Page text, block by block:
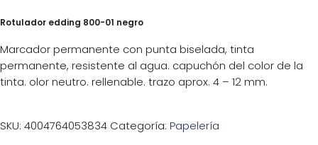
Rotulador edding 800-01 negro
Marcador permanente con punta biselada, tinta
permanente, resistente al agua. capuchón del color de la
tinta. olor neutro. rellenable. trazo aprox. 4 – 12 mm.
SKU: 4004764053834 Categoría: Papelería